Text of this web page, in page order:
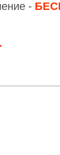
-